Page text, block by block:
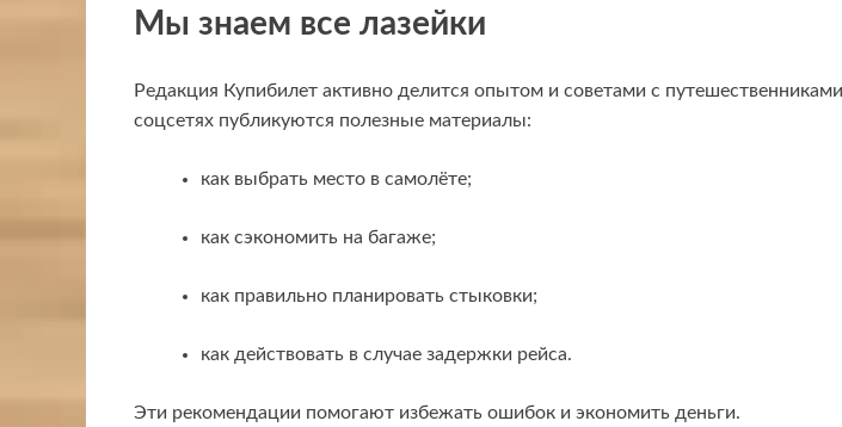
Мы знаем все лазейки
Редакция Купибилет активно делится опытом и советами с
соцсетях публикуются полезные материалы:
как выбрать место в самолёте;
как сэкономить на багаже;
как правильно планировать стыковки;
как действовать в случае задержки рейса.
Эти рекомендации помогают избежать ошибок и экономить деньги.